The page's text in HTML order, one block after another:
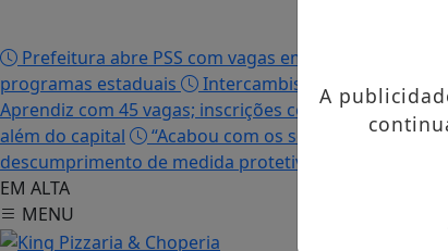
Prefeitura abre PSS com vagas em seis funções e
programas estaduais
Intercambista palmense
Aprendiz com 45 vagas; inscrições começam nesta
além do capital
“Acabou com os sonhos”, diz
descumprimento de medida protetiva e tentativa de
EM ALTA
MENU
A